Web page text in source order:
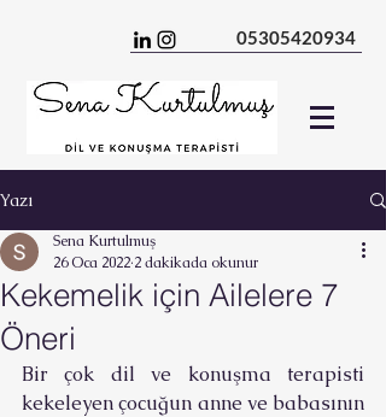
05305420934
Yazı
Kekemelik için Ailelere 7
Öneri
Sena Kurtulmuş
26 Oca 2022 2 dakikada okunur
Bir çok dil ve konuşma terapisti
kekeleyen çocuğun anne ve babasının